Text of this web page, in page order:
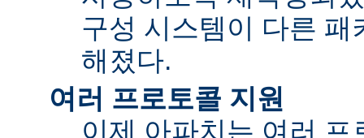
구성 시스템이 다른 패
해졌다.
여러 프로토콜 지원
이제 아파치는 여러